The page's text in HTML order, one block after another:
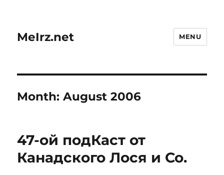
MeIrz.net MENU
Month:August 2006
47-ой подКаст от
Канадского Лося и Со.